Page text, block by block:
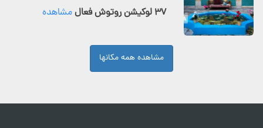
۳۷ لوکیشن روتوش فعال مشاهده
مشاهده همه مکانها